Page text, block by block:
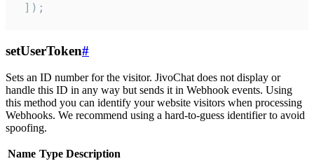
]);
setUserToken#
Sets an ID number for the visitor. JivoChat does not display or
handle this ID in any way but sends it in Webhook events. Using
this method you can identify your website visitors when processing
Webhooks. We recommend using a hard-to-guess identifier to avoid
spoofing.
Name Type Description